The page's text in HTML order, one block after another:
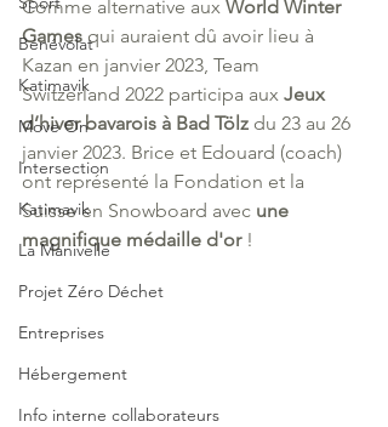
Bénévolat
Katimavik
Move On
Intersection
Katimavik
La Manivelle
Projet Zéro Déchet
Entreprises
Hébergement
Info interne collaborateurs
Comme alternative aux World Winter
Games qui auraient dû avoir lieu à
Kazan en janvier 2023, Team
Switzerland 2022 participa aux Jeux
d’hiver bavarois à Bad Tölz du 23 au 26
janvier 2023. Brice et Edouard (coach)
ont représenté la Fondation et la
Suisse en Snowboard avec une
magnifique médaille d'or !